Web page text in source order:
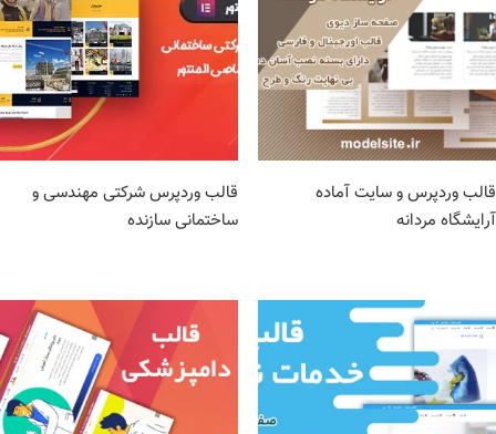
قالب وردپرس و سایت آماده
آرایشگاه مردانه
قالب وردپرس شرکتی مهندسی و
ساختمانی سازنده